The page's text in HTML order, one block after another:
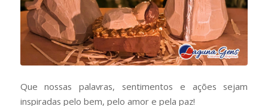
Que nossas palavras, sentimentos e ações sejam
inspiradas pelo bem, pelo amor e pela paz!